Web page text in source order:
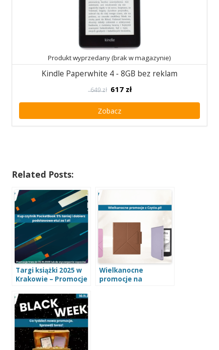
Produkt wyprzedany (brak w magazynie)
Kindle Paperwhite 4 - 8GB bez reklam
649 zł 617 zł
Zobacz
Related Posts:
Targi książki 2025 w
Krakowie – Promocje
Onyx Boox
Wielkanocne
promocje na